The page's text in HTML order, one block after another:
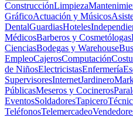
ConstrucciónLimpieza
GráficoActuación y Músicos
DentalGuardiasHoteles
MédicosBarberos y Cosmetólogas
CienciasBodegas y Warehouse
EmpleoCajerosComputación
de NiñosElectricistasEnfermería
SupervisoresInternetJardinero
PúblicasMeseros y Cocineros
EventosSoldadoresTapicero
TeléfonosTelemercadeo